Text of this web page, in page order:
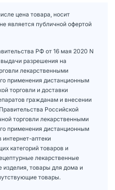
цена товара, носит
является публичной офертой
РФ от 16 мая 2020 N
разрешения на
лекарственными
применения дистанционным
торговли и доставки
гражданам и внесении
Российской
торговли лекарственными
применения дистанционным
аптеки
категорий товаров и
лекарственные
товары для дома и
товары.